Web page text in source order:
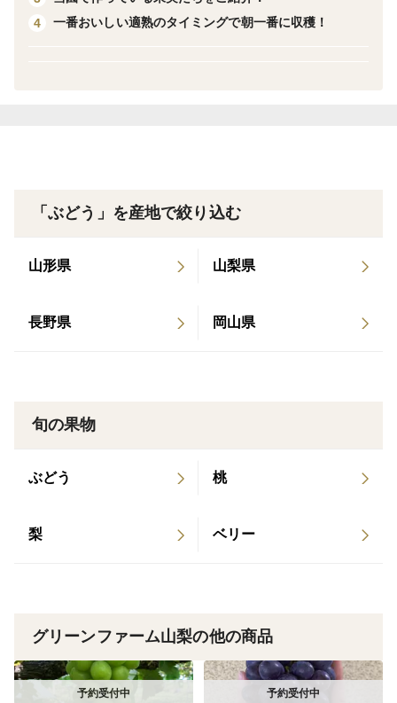
＊種なし
状況次第では、お客さまのお届け指定日でのお届けがで
その場合はこちらより改めてお届け日をご連絡致します
できませんのでご了承ください。
梨県基準よりも減らして最低限(50%以下)に留めていま
4
一番おいしい適熟のタイミングで朝一番に収穫！
「ぶどう」を産地で絞り込む
山形県 山梨県
長野県 岡山県
旬の果物
ぶどう 桃
梨 ベリー
グリーンファーム山梨の他の商品